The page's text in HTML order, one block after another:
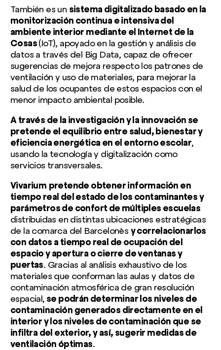
También es un sistema digitalizado basado en la
monitorización continua e intensiva del
ambiente interior mediante el Internet de la
Cosas(IoT), apoyado en la gestión y análisis de
datos a través del Big Data, capaz de ofrecer
sugerencias de mejora respecto los patrones de
ventilación y uso de materiales, para mejorar la
salud de los ocupantes de estos espacios con el
menor impacto ambiental posible.
A través de la investigación y la innovación se
pretende el equilibrio entre salud, bienestar y
eficiencia energética en el entorno escolar,
usando la tecnología y digitalización como
servicios transversales.
Vivarium pretende obtener información en
tiempo real del estado de los contaminantes y
parámetros de confort de múltiples escuelas
distribuidas en distintas ubicaciones estratégicas
de la comarca del Barcelonès y correlacionarlos
con datos a tiempo real de ocupación del
espacio y apertura o cierre de ventanas y
puertas. Gracias al análisis exhaustivo de los
materiales que conforman las aulas y datos de
contaminación atmosférica de gran resolución
espacial, se podrán determinar los niveles de
contaminación generados directamente en el
interior y los niveles de contaminación que se
infiltra del exterior, y así, sugerir medidas de
ventilación óptimas.